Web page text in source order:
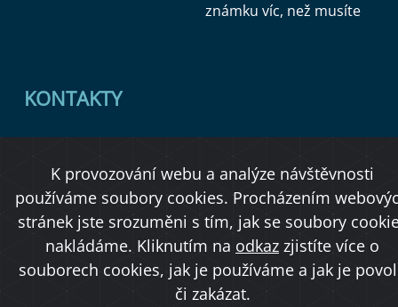
známku víc, než musíte
KONTAKTY
Úřední deska
Copyright © 2026 Ministerstvo dopravy ČR
K provozování webu a analýze návštěvnosti
používáme soubory cookies. Procházením
stránek jste srozuměni s tím, jak se soubory
nakládáme. Kliknutím na odkaz zjistíte více o
souborech cookies, jak je používáme a jak je
či zakázat.